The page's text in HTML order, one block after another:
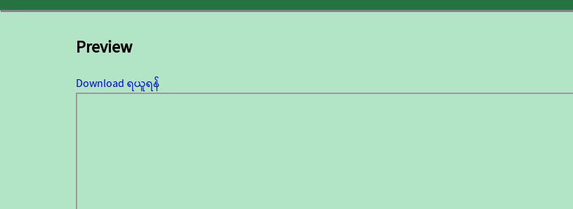
Preview
Download ရယူရန်